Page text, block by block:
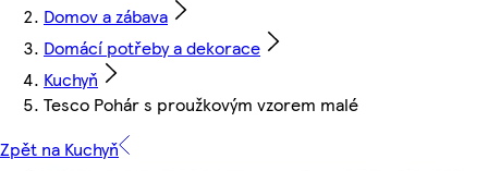
Domov a zábava
Domácí potřeby a dekorace
Kuchyň
Tesco Pohár s proužkovým vzorem malé
Zpět na Kuchyň